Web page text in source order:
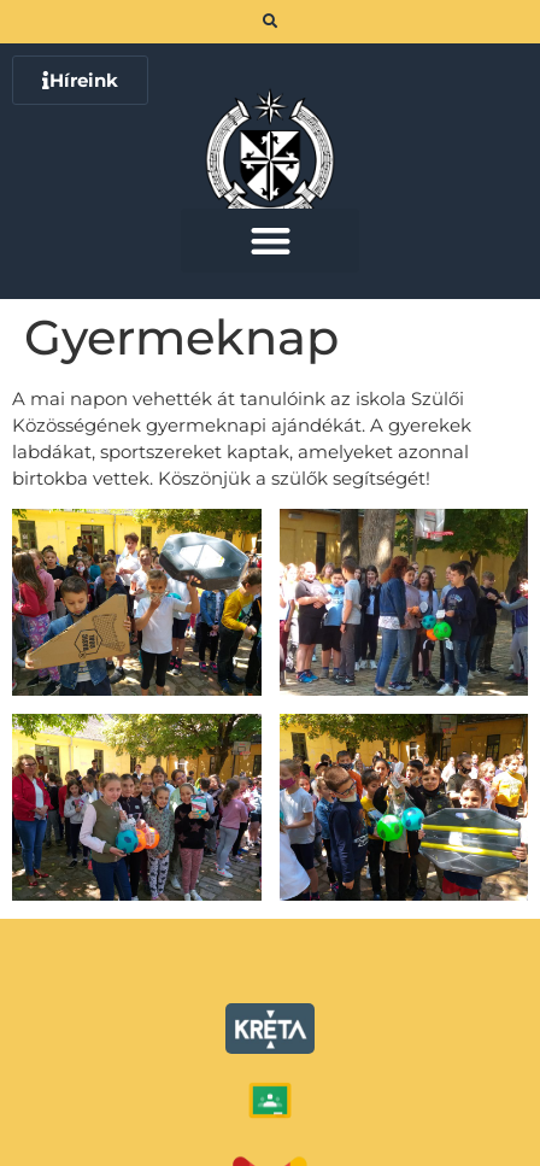
Híreink
Gyermeknap
A mai napon vehették át tanulóink az iskola Szülői
Közösségének gyermeknapi ajándékát. A gyerekek
labdákat, sportszereket kaptak, amelyeket azonnal
birtokba vettek. Köszönjük a szülők segítségét!